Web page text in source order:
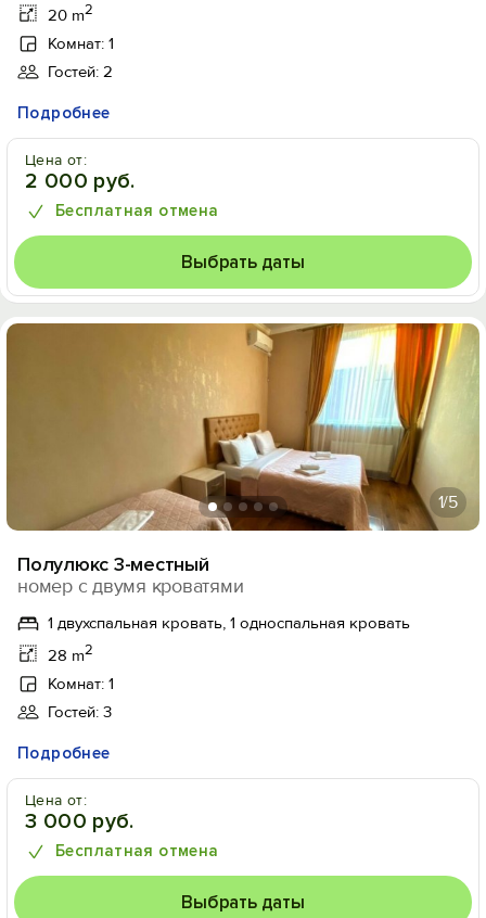
20 m2
Комнат: 1
Гостей: 2
Подробнее
Цена от:
2 000 руб.
Бесплатная отмена
Выбрать даты
1/5
Полулюкс 3-местный
номер с двумя кроватями
1 двухспальная кровать, 1 односпальная кровать
28 m2
Комнат: 1
Гостей: 3
Подробнее
Цена от:
3 000 руб.
Бесплатная отмена
Выбрать даты